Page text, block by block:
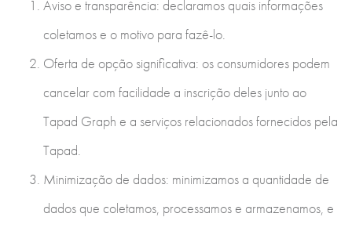
Aviso e transparência: declaramos quais informações
coletamos e o motivo para fazê-lo.
Oferta de opção significativa: os consumidores podem
cancelar com facilidade a inscrição deles junto ao
Tapad Graph e a serviços relacionados fornecidos pela
Tapad.
Minimização de dados: minimizamos a quantidade de
dados que coletamos, processamos e armazenamos, e